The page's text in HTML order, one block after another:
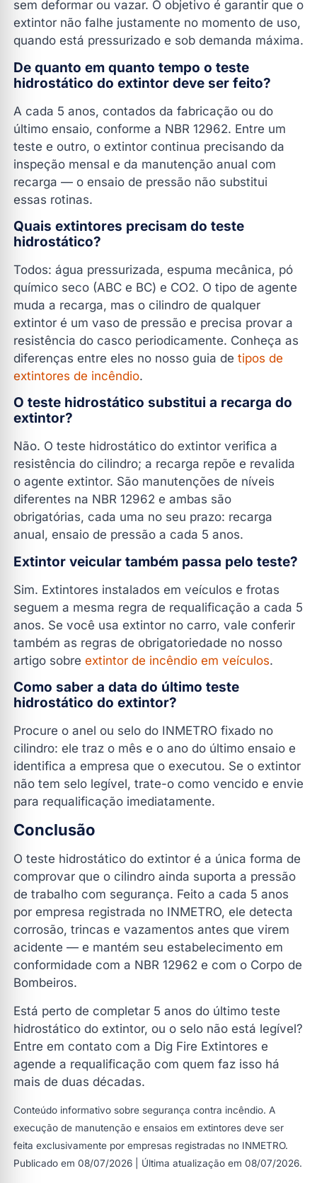
sem deformar ou vazar. O objetivo é garantir que o
extintor não falhe justamente no momento de uso,
quando está pressurizado e sob demanda máxima.
De quanto em quanto tempo o teste
hidrostático do extintor deve ser feito?
A cada 5 anos, contados da fabricação ou do
último ensaio, conforme a NBR 12962. Entre um
teste e outro, o extintor continua precisando da
inspeção mensal e da manutenção anual com
recarga — o ensaio de pressão não substitui
essas rotinas.
Quais extintores precisam do teste
hidrostático?
Todos: água pressurizada, espuma mecânica, pó
químico seco (ABC e BC) e CO2. O tipo de agente
muda a recarga, mas o cilindro de qualquer
extintor é um vaso de pressão e precisa provar a
resistência do casco periodicamente. Conheça as
diferenças entre eles no nosso guia de tipos de
extintores de incêndio.
O teste hidrostático substitui a recarga do
extintor?
Não. O teste hidrostático do extintor verifica a
resistência do cilindro; a recarga repõe e revalida
o agente extintor. São manutenções de níveis
diferentes na NBR 12962 e ambas são
obrigatórias, cada uma no seu prazo: recarga
anual, ensaio de pressão a cada 5 anos.
Extintor veicular também passa pelo teste?
Sim. Extintores instalados em veículos e frotas
seguem a mesma regra de requalificação a cada 5
anos. Se você usa extintor no carro, vale conferir
também as regras de obrigatoriedade no nosso
artigo sobre extintor de incêndio em veículos.
Como saber a data do último teste
hidrostático do extintor?
Procure o anel ou selo do INMETRO fixado no
cilindro: ele traz o mês e o ano do último ensaio e
identifica a empresa que o executou. Se o extintor
não tem selo legível, trate-o como vencido e envie
para requalificação imediatamente.
Conclusão
O teste hidrostático do extintor é a única forma de
comprovar que o cilindro ainda suporta a pressão
de trabalho com segurança. Feito a cada 5 anos
por empresa registrada no INMETRO, ele detecta
corrosão, trincas e vazamentos antes que virem
acidente — e mantém seu estabelecimento em
conformidade com a NBR 12962 e com o Corpo de
Bombeiros.
Está perto de completar 5 anos do último teste
hidrostático do extintor, ou o selo não está legível?
Entre em contato com a Dig Fire Extintores e
agende a requalificação com quem faz isso há
mais de duas décadas.
Conteúdo informativo sobre segurança contra incêndio. A
execução de manutenção e ensaios em extintores deve ser
feita exclusivamente por empresas registradas no INMETRO.
Publicado em 08/07/2026 | Última atualização em 08/07/2026.